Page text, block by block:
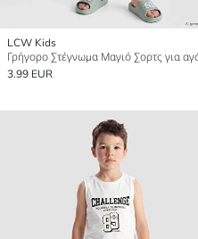
LCW Kids
3.99 EUR